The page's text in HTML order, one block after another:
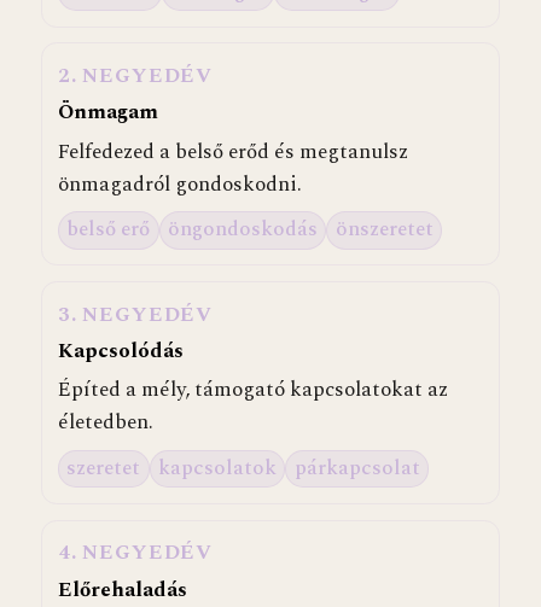
2. NEGYEDÉV
Önmagam
Felfedezed a belső erőd és megtanulsz
önmagadról gondoskodni.
belső erő
öngondoskodás önszeretet
3. NEGYEDÉV
Kapcsolódás
Építed a mély, támogató kapcsolatokat az
életedben.
szeretet
kapcsolatok párkapcsolat
4. NEGYEDÉV
Előrehaladás